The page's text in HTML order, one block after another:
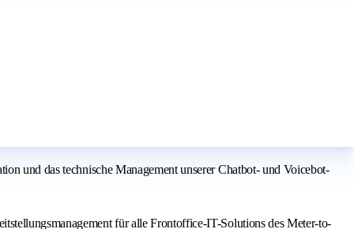
und das technische Management unserer Chatbot- und Voicebot-
für alle Frontoffice-IT-Solutions des Meter-to-